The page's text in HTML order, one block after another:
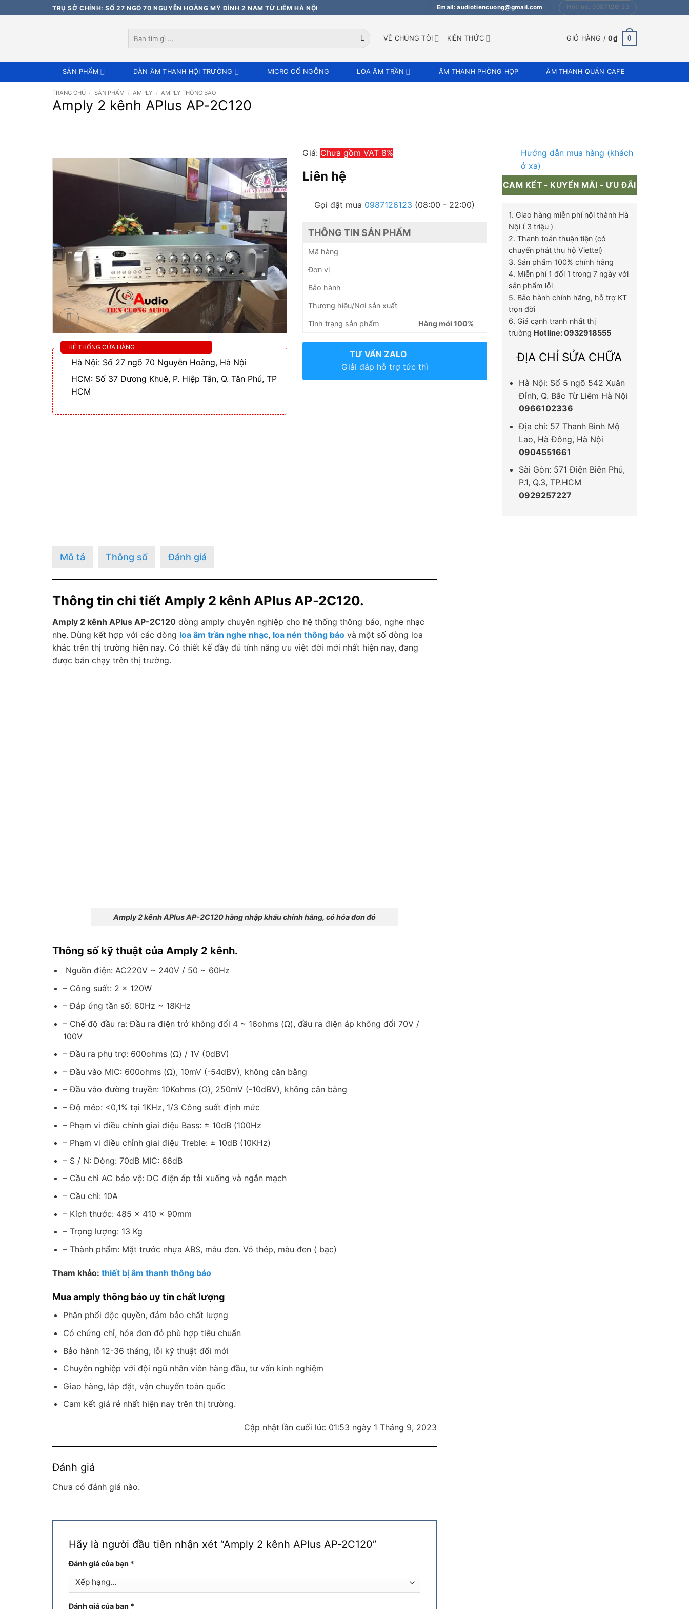
qua
TRỤ SỞ CHÍNH: SỐ 27 NGÕ 70 NGUYỄN HOÀNG MỸ ĐÌNH 2 NAM TỪ LIÊM HÀ NỘI Email: audiotiencuong@gmail.com Hotline: 0987126123
kiếm:
VỀ CHÚNG TÔI KIẾN THỨC GIỎ HÀNG /0₫ 0
SẢN PHẨM DÀN ÂM THANH HỘI TRƯỜNG MICRO CỔ NGỖNG LOA ÂM TRẦN ÂM THANH PHÒNG HỌP ÂM THANH QUÁN CAFE
TRANG CHỦ / SẢN PHẨM / AMPLY / AMPLY THÔNG BÁO
Amply 2 kênh APlus AP-2C120
HỆ THỐNG CỬA HÀNG
Hà Nội: Số 27 ngõ 70 Nguyễn Hoàng, Hà Nội
HCM: Số 37 Dương Khuê, P. Hiệp Tân, Q. Tân Phú, TP
HCM
Giá: Chưa gồm VAT 8%
Liên hệ
Gọi đặt mua 0987126123 (08:00 - 22:00)
THÔNG TIN SẢN PHẨM
Mã hàng
Đơn vị
Bảo hành
Thương hiệu/Nơi sản xuất
Tình trạng sản phẩm Hàng mới 100%
TƯ VẤN ZALO
Giải đáp hỗ trợ tức thì
Hướng dẫn mua hàng (khách
ở xa)
CAM KẾT - KUYẾN MÃI - ƯU ĐÃI
1. Giao hàng miễn phí nội thành Hà
Nội ( 3 triệu )
2. Thanh toán thuận tiện (có
chuyển phát thu hộ Viettel)
3. Sản phẩm 100% chính hãng
4. Miễn phí 1 đổi 1 trong 7 ngày với
sản phẩm lỗi
5. Bảo hành chính hãng, hỗ trợ KT
trọn đời
6. Giá cạnh tranh nhất thị
trường Hotline: 0932918555
ĐỊA CHỈ SỬA CHỮA
Hà Nội: Số 5 ngõ 542 Xuân
Đỉnh, Q. Bắc Từ Liêm Hà Nội
0966102336
Địa chỉ: 57 Thanh Bình Mộ
Lao, Hà Đông, Hà Nội
0904551661
Sài Gòn: 571 Điện Biên Phủ,
P.1, Q.3, TP.HCM
0929257227
Mô tả Thông số Đánh giá
Thông tin chi tiết Amply 2 kênh APlus AP-2C120.
Amply 2 kênh APlus AP-2C120 dòng amply chuyên nghiệp cho hệ thống thông báo, nghe nhạc
nhẹ. Dùng kết hợp với các dòng loa âm trần nghe nhạc, loa nén thông báo và một số dòng loa
khác trên thị trường hiện nay. Có thiết kế đầy đủ tính năng ưu việt đời mới nhất hiện nay, đang
được bán chạy trên thị trường.
Amply 2 kênh APlus AP-2C120 hàng nhập khẩu chính hẫng, có hóa đơn đỏ
Thông số kỹ thuật của Amply 2 kênh.
Nguồn điện: AC220V ~ 240V / 50 ~ 60Hz
– Công suất: 2 x 120W
– Đáp ứng tần số: 60Hz ~ 18KHz
– Chế độ đầu ra: Đầu ra điện trở không đổi 4 ~ 16ohms (Ω), đầu ra điện áp không đổi 70V /
100V
– Đầu ra phụ trợ: 600ohms (Ω) / 1V (0dBV)
– Đầu vào MIC: 600ohms (Ω), 10mV (-54dBV), không cân bằng
– Đầu vào đường truyền: 10Kohms (Ω), 250mV (-10dBV), không cân bằng
– Độ méo: <0,1% tại 1KHz, 1/3 Công suất định mức
– Phạm vi điều chỉnh giai điệu Bass: ± 10dB (100Hz
– Phạm vi điều chỉnh giai điệu Treble: ± 10dB (10KHz)
– S / N: Dòng: 70dB MIC: 66dB
– Cầu chì AC bảo vệ: DC điện áp tải xuống và ngắn mạch
– Cầu chì: 10A
– Kích thước: 485 × 410 × 90mm
– Trọng lượng: 13 Kg
– Thành phẩm: Mặt trước nhựa ABS, màu đen. Vỏ thép, màu đen ( bạc)
Tham khảo: thiết bị âm thanh thông báo
Mua amply thông báo uy tín chất lượng
Phân phối độc quyền, đảm bảo chất lượng
Có chứng chỉ, hóa đơn đỏ phù hợp tiêu chuẩn
Bảo hành 12-36 tháng, lỗi kỹ thuật đổi mới
Chuyên nghiệp với đội ngũ nhân viên hàng đầu, tư vấn kinh nghiệm
Giao hàng, lắp đặt, vận chuyển toàn quốc
Cam kết giá rẻ nhất hiện nay trên thị trường.
Cập nhật lần cuối lúc 01:53 ngày 1 Tháng 9, 2023
Đánh giá
Chưa có đánh giá nào.
Hãy là người đầu tiên nhận xét “Amply 2 kênh APlus AP-2C120”
Đánh giá của bạn *
Đánh giá của bạn *